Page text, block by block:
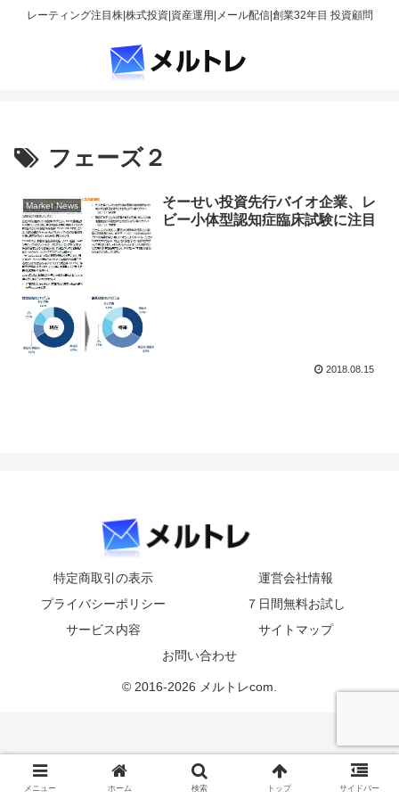
レーティング注目株|株式投資|資産運用|メール配信|創業32年目 投資顧問
フェーズ２
Market News
そーせい投資先行バイオ企業、レ
ビー小体型認知症臨床試験に注目
2018.08.15
特定商取引の表示
運営会社情報
プライバシーポリシー
７日間無料お試し
サービス内容
サイトマップ
お問い合わせ
© 2016-2026 メルトレcom.
メニュー ホーム 検索 トップ サイドバー